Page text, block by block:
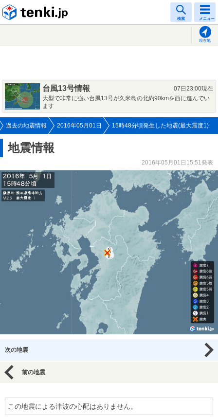
検索 メニュー
現在地
台風13号情報
07日23:00現在
大型で非常に強い台風13号が久米島の北約90kmを西に進んでい
ます
過去の地震情報 2016年05月01日 15時48分頃発生した地震(最大震度1)
地震情報
2016年05月01日15:51発表
次の地震
前の地震
この地震による津波の心配はありません。